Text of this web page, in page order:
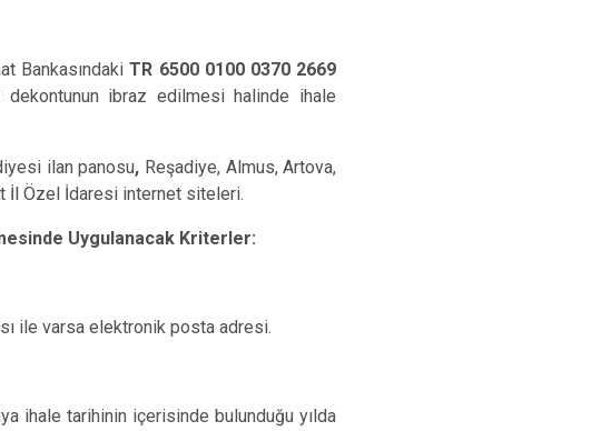
BankasındakiTR 6500 0100 0370 2669
dekontunun ibraz edilmesi halinde ihale
ilan panosu, Reşadiye, Almus, Artova,
İl Özel İdaresi internet siteleri.
Uygulanacak Kriterler:
ile varsa elektronik posta adresi.
ihale tarihinin içerisinde bulunduğu yılda